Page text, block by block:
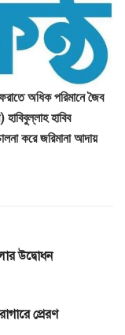
অধিক পরিমানে জৈব
হাবিব
করে জরিমানা আদায়
উদ্বোধন
প্রেরণ